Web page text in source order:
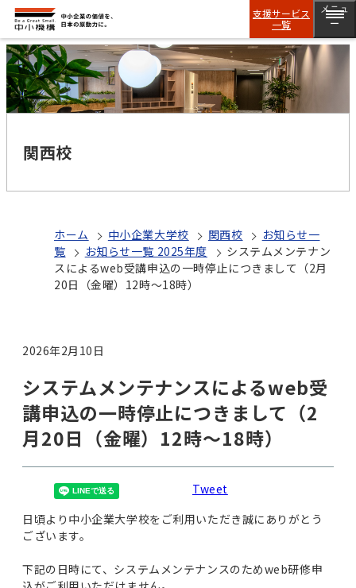
支援サービス
一覧
メニュ
ー
関西校
ホーム 中小企業大学校 関西校
お知らせ一
覧
お知らせ一覧 2025年度
システムメンテナン
スによるweb受講申込の一時停止につきまして（2月
20日（金曜）12時～18時）
2026年2月10日
システムメンテナンスによるweb受
講申込の一時停止につきまして（2
月20日（金曜）12時～18時）
Tweet
日頃より中小企業大学校をご利用いただき誠にありがとう
ございます。
下記の日時にて、システムメンテナンスのためweb研修申